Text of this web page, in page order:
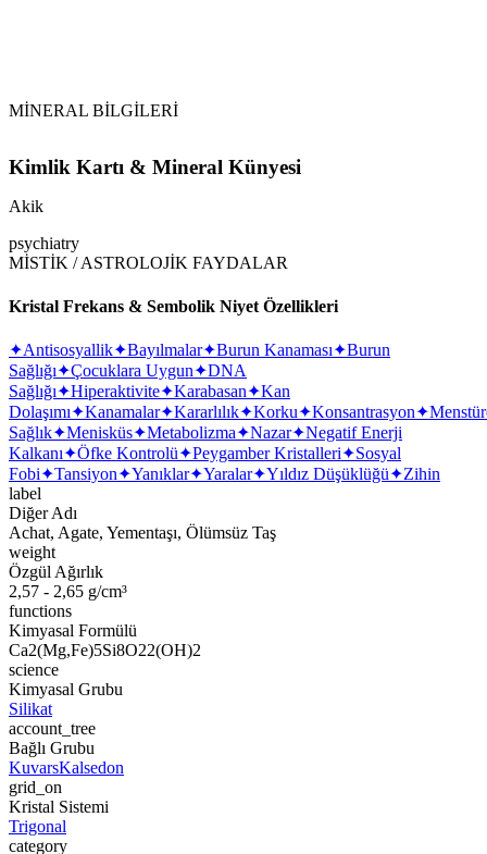
MİNERAL BİLGİLERİ
Kimlik Kartı & Mineral Künyesi
Akik
psychiatry
MİSTİK / ASTROLOJİK FAYDALAR
Kristal Frekans & Sembolik Niyet Özellikleri
✦Antisosyallik✦Bayılmalar✦Burun Kanaması✦Burun
Sağlığı✦Çocuklara Uygun✦DNA
Sağlığı✦Hiperaktivite✦Karabasan✦Kan
Dolaşımı✦Kanamalar✦Kararlılık✦Korku✦Konsantrasyon✦
Sağlık✦Menisküs✦Metabolizma✦Nazar✦Negatif Enerji
Kalkanı✦Öfke Kontrolü✦Peygamber Kristalleri✦Sosyal
Fobi✦Tansiyon✦Yanıklar✦Yaralar✦Yıldız Düşüklüğü✦Zihin
label
Diğer Adı
Achat, Agate, Yementaşı, Ölümsüz Taş
weight
Özgül Ağırlık
2,57 - 2,65 g/cm³
functions
Kimyasal Formülü
Ca2(Mg,Fe)5Si8O22(OH)2
science
Kimyasal Grubu
Silikat
account_tree
Bağlı Grubu
KuvarsKalsedon
grid_on
Kristal Sistemi
Trigonal
category